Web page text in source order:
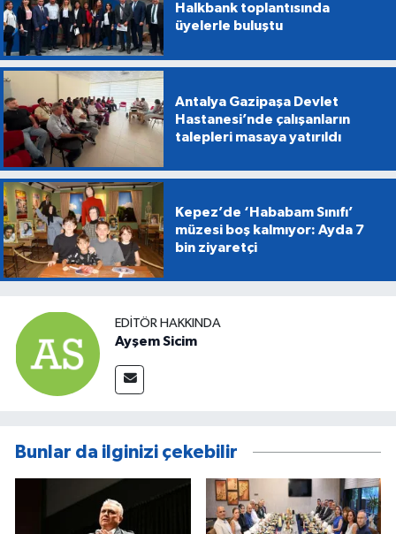
Halkbank toplantısında
üyelerle buluştu
Antalya Gazipaşa Devlet
Hastanesi’nde çalışanların
talepleri masaya yatırıldı
Kepez’de ‘Hababam Sınıfı’
müzesi boş kalmıyor: Ayda 7
bin ziyaretçi
EDITÖR HAKKINDA
Ayşem Sicim
Bunlar da ilginizi çekebilir